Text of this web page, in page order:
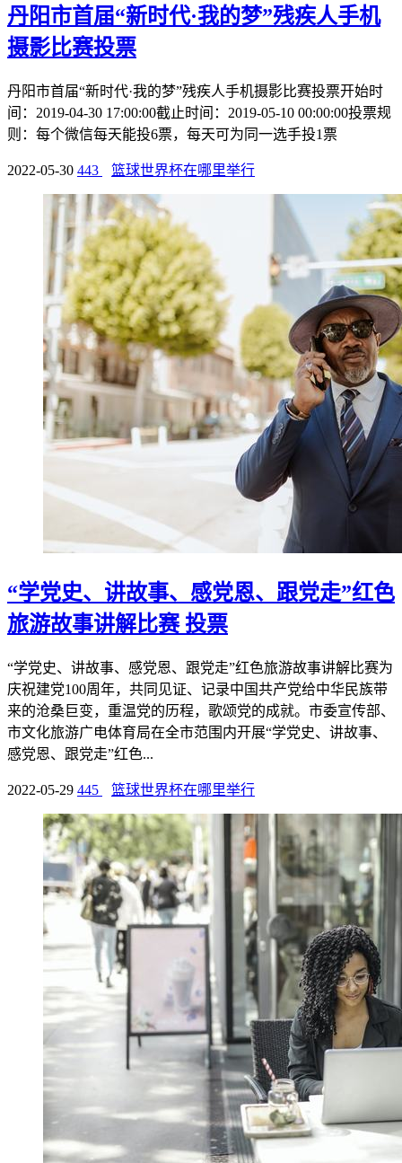
丹阳市首届“新时代·我的梦”残疾人手机
摄影比赛投票
丹阳市首届“新时代·我的梦”残疾人手机摄影比赛投票开始时
间：2019-04-30 17:00:00截止时间：2019-05-10 00:00:00投票规
则：每个微信每天能投6票，每天可为同一选手投1票
2022-05-30 443 篮球世界杯在哪里举行
“学党史、讲故事、感党恩、跟党走”红色
旅游故事讲解比赛 投票
“学党史、讲故事、感党恩、跟党走”红色旅游故事讲解比赛为
庆祝建党100周年，共同见证、记录中国共产党给中华民族带
来的沧桑巨变，重温党的历程，歌颂党的成就。市委宣传部、
市文化旅游广电体育局在全市范围内开展“学党史、讲故事、
感党恩、跟党走”红色...
2022-05-29 445 篮球世界杯在哪里举行